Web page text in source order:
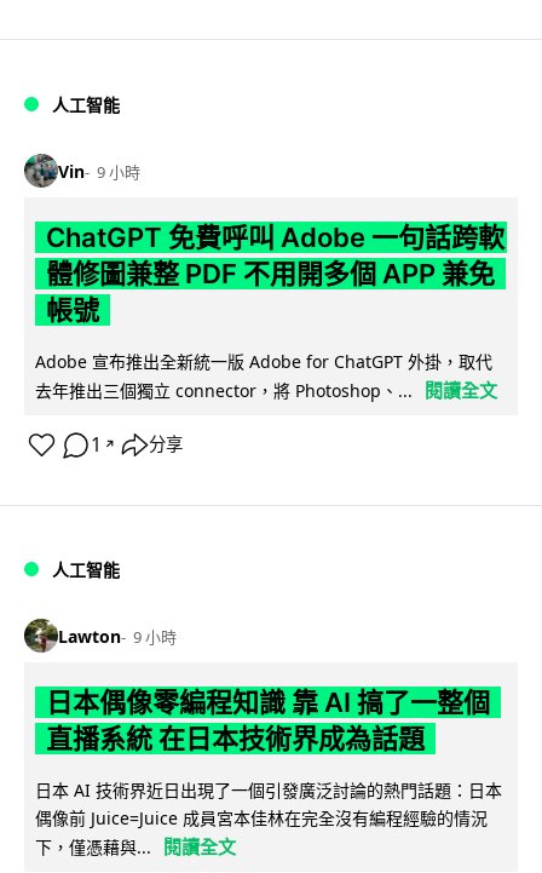
人工智能
Vin 9 小時
ChatGPT 免費呼叫 Adobe 一句話跨軟
體修圖兼整 PDF 不用開多個 APP 兼免
帳號
Adobe 宣布推出全新統一版 Adobe for ChatGPT 外掛，取代
去年推出三個獨立 connector，將 Photoshop、...
閱讀全文
1 ↗ 分享
人工智能
Lawton 9 小時
日本偶像零編程知識 靠 AI 搞了一整個
直播系統 在日本技術界成為話題
日本 AI 技術界近日出現了一個引發廣泛討論的熱門話題：日本
偶像前 Juice=Juice 成員宮本佳林在完全沒有編程經驗的情況
下，僅憑藉與...
閱讀全文